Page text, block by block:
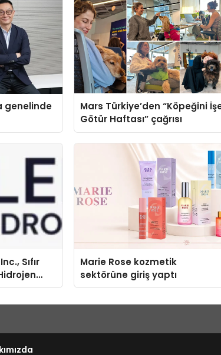
genelinde
Mars Türkiye’den “Köpeğini
Götür Haftası” çağrısı
Sıfır
ISO ve
Marie Rose kozmetik
sektörüne giriş yaptı